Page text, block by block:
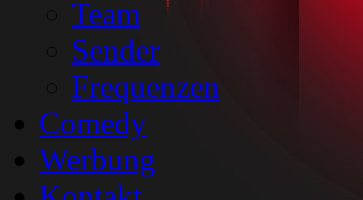
Team
Sender
Frequenzen
Comedy
Werbung